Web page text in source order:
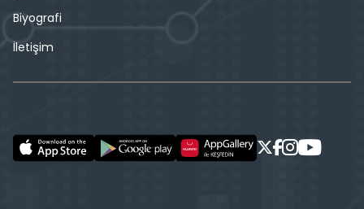
Biyografi
İletişim